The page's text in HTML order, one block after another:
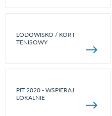
LODOWISKO / KORT
TENISOWY
PIT 2020 - WSPIERAJ
LOKALNIE